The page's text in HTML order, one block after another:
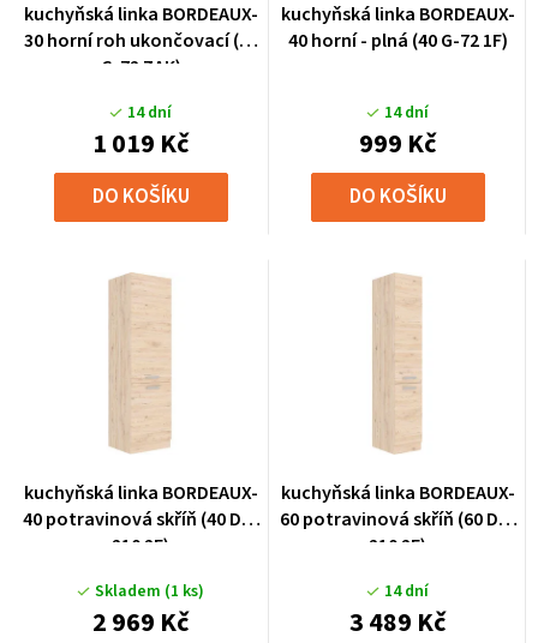
kuchyňská linka BORDEAUX-
30 horní roh ukončovací (30
G-72 ZAK)
14 dní
1 019 Kč
DO KOŠÍKU
kuchyňská linka BORDEAUX-
40 horní - plná (40 G-72 1F)
14 dní
999 Kč
DO KOŠÍKU
kuchyňská linka BORDEAUX-
40 potravinová skříň (40 DK-
210 2F)
Skladem (1 ks)
2 969 Kč
kuchyňská linka BORDEAUX-
60 potravinová skříň (60 DK-
210 2F)
14 dní
3 489 Kč